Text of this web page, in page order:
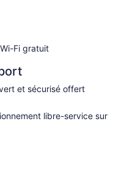
Fi gratuit
et sécurisé offert
libre-service sur